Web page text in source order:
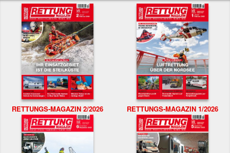
RETTUNGS-MAGAZIN 2/2026 RETTUNGS-MAGAZIN 1/2026